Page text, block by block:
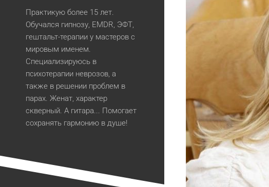
Практикую более 15 лет.
Обучался гипнозу, EMDR, ЭФТ,
гештальт-терапии у мастеров с
мировым именем.
Специализируюсь в
психотерапии неврозов, а
также в решении проблем в
парах. Женат, характер
скверный. А гитара... Помогает
сохранять гармонию в душе!